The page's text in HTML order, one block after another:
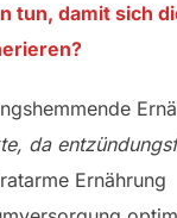
tun, damit sich
da
Ernährung